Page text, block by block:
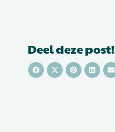
Deel deze post!